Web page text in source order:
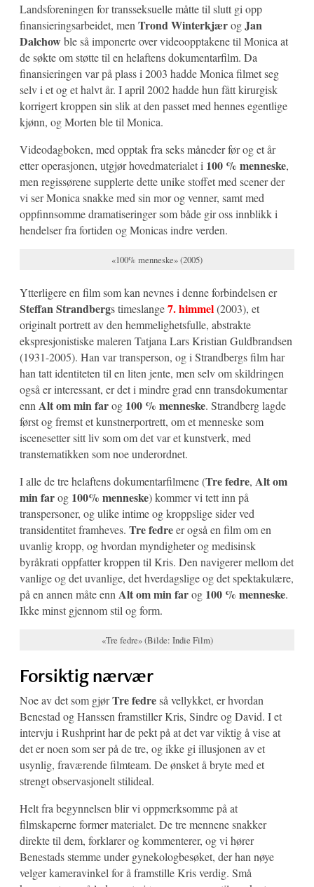
Landsforeningen for transseksuelle måtte til slutt gi opp
finansieringsarbeidet, men Trond WinterkjærogJan
Dalchowble så imponerte over videoopptakene til Monica at
de søkte om støtte til en helaftens dokumentarfilm. Da
finansieringen var på plass i 2003 hadde Monica filmet seg
selv i et og et halvt år. I april 2002 hadde hun fått kirurgisk
korrigert kroppen sin slik at den passet med hennes egentlige
kjønn, og Morten ble til Monica.
Videodagboken, med opptak fra seks måneder før og et år
etter operasjonen, utgjør hovedmaterialet i 100 % menneske,
men regissørene supplerte dette unike stoffet med scener der
vi ser Monica snakke med sin mor og venner, samt med
oppfinnsomme dramatiseringer som både gir oss innblikk i
hendelser fra fortiden og Monicas indre verden.
«100% menneske» (2005)
Ytterligere en film som kan nevnes i denne forbindelsen er
Steffan Strandbergs timeslange7. himmel(2003), et
originalt portrett av den hemmelighetsfulle, abstrakte
ekspresjonistiske maleren Tatjana Lars Kristian Guldbrandsen
(1931-2005). Han var transperson, og i Strandbergs film har
han tatt identiteten til en liten jente, men selv om skildringen
også er interessant, er det i mindre grad enn transdokumentar
enn Alt om min farog 100 % menneske. Strandberg lagde
først og fremst et kunstnerportrett, om et menneske som
iscenesetter sitt liv som om det var et kunstverk, med
transtematikken som noe underordnet.
I alle de tre helaftens dokumentarfilmene (Tre fedre, Alt om
min farog 100% menneske) kommer vi tett inn på
transpersoner, og ulike intime og kroppslige sider ved
transidentitet framheves. Tre fedreer også en film om en
uvanlig kropp, og hvordan myndigheter og medisinsk
byråkrati oppfatter kroppen til Kris. Den navigerer mellom det
vanlige og det uvanlige, det hverdagslige og det spektakulære,
på en annen måte enn Alt om min farog 100 % menneske.
Ikke minst gjennom stil og form.
«Tre fedre» (Bilde: Indie Film)
Forsiktig nærvær
Noe av det som gjørTre fedreså vellykket, er hvordan
Benestad og Hanssen framstiller Kris, Sindre og David. I et
intervju i Rushprint har de pekt på at det var viktig å vise at
det er noen som ser på de tre, og ikke gi illusjonen av et
usynlig, fraværende filmteam. De ønsket å bryte med et
strengt observasjonelt stilideal.
Helt fra begynnelsen blir vi oppmerksomme på at
filmskaperne former materialet. De tre mennene snakker
direkte til dem, forklarer og kommenterer, og vi hører
Benestads stemme under gynekologbesøket, der han nøye
velger kameravinkel for å framstille Kris verdig. Små